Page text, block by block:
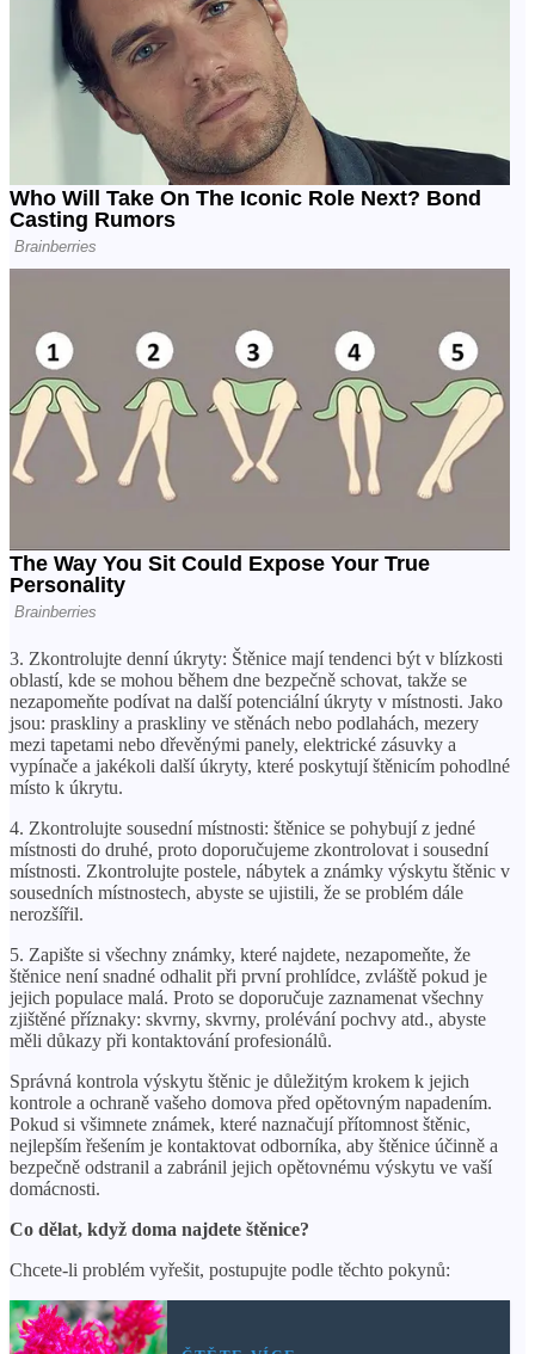
3. Zkontrolujte denní úkryty: Štěnice mají tendenci být v blízkosti
oblastí, kde se mohou během dne bezpečně schovat, takže se
nezapomeňte podívat na další potenciální úkryty v místnosti. Jako
jsou: praskliny a praskliny ve stěnách nebo podlahách, mezery
mezi tapetami nebo dřevěnými panely, elektrické zásuvky a
vypínače a jakékoli další úkryty, které poskytují štěnicím pohodlné
místo k úkrytu.
4. Zkontrolujte sousední místnosti: štěnice se pohybují z jedné
místnosti do druhé, proto doporučujeme zkontrolovat i sousední
místnosti. Zkontrolujte postele, nábytek a známky výskytu štěnic v
sousedních místnostech, abyste se ujistili, že se problém dále
nerozšířil.
5. Zapište si všechny známky, které najdete, nezapomeňte, že
štěnice není snadné odhalit při první prohlídce, zvláště pokud je
jejich populace malá. Proto se doporučuje zaznamenat všechny
zjištěné příznaky: skvrny, skvrny, prolévání pochvy atd., abyste
měli důkazy při kontaktování profesionálů.
Správná kontrola výskytu štěnic je důležitým krokem k jejich
kontrole a ochraně vašeho domova před opětovným napadením.
Pokud si všimnete známek, které naznačují přítomnost štěnic,
nejlepším řešením je kontaktovat odborníka, aby štěnice účinně a
bezpečně odstranil a zabránil jejich opětovnému výskytu ve vaší
domácnosti.
Co dělat, když doma najdete štěnice?
Chcete-li problém vyřešit, postupujte podle těchto pokynů: